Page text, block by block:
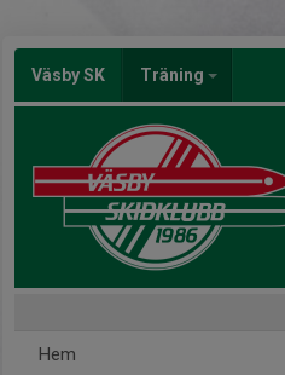
Väsby SK Träning
Hem